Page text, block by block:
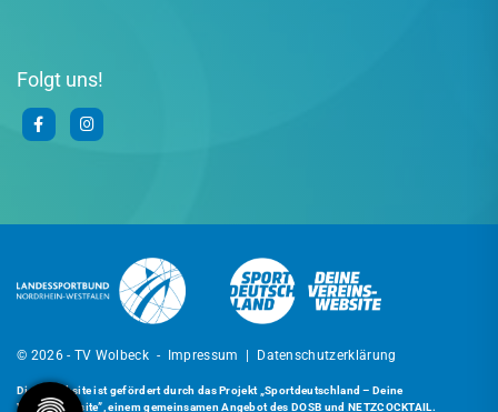
Folgt uns!
© 2026 - TV Wolbeck - Impressum | Datenschutzerklärung
Diese Website ist gefördert durch das Projekt „Sportdeutschland – Deine
Vereinswebsite” , einem gemeinsamen Angebot des DOSB und NETZCOCKTAIL.